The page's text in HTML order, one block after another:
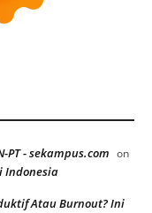
PT - sekampus.com on
Indonesia
Atau Burnout? Ini